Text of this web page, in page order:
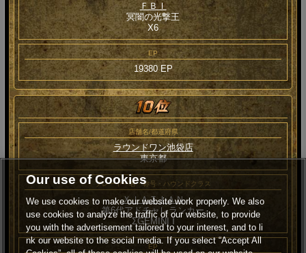
ＦＢＩ
冥闇の光撃王
Χ6
EP
19380 EP
店舗名/都道府県
ラウンドワン池袋店
東京都
プレーヤー名・称号・ハウンドクラス
ＸｌＡＴＩＡＮ
第6代アドチャレランカー
ΣGEMINI Ⅰ
EP
Our use of Cookies
We use cookies to make our website work properly. We also
use cookies to analyze the traffic of our website, to provide
you with the advertisement tailored to your interest, and to li
nk our website to the social media. If you select “Accept All